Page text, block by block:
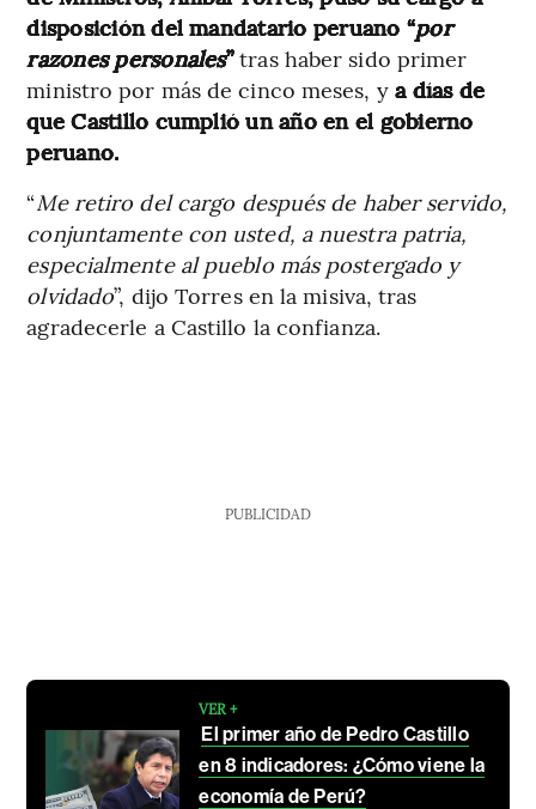
disposición del mandatario peruano “por
razones personales”tras haber sido primer
ministro por más de cinco meses, ya días de
que Castillo cumplió un año en el gobierno
peruano.
“Me retiro del cargo después de haber servido,
conjuntamente con usted, a nuestra patria,
especialmente al pueblo más postergado y
olvidado”, dijo Torres en la misiva, tras
agradecerle a Castillo la confianza.
PUBLICIDAD
VER +
El primer año de Pedro Castillo
en 8 indicadores: ¿Cómo viene la
economía de Perú?